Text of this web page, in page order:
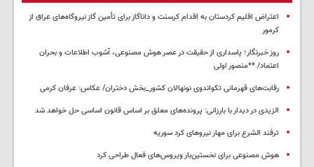
اعتراض اقلیم کردستان به اقدام کرسنت و داناگاز برای تأمین گاز نیروگاه‌های عراق از
کرمور
روز خبرنگار؛ پاسداری از حقیقت در عصر هوش مصنوعی، آشوب اطلاعات و بحران
اعتماد/ **منصور اولی
رقابت‌های قهرمانی تکواندوی نونهالان کشور_بخش دختران/ عکاس: عرفان کرمی
الزیدی در دیدار با بارزانی: پرونده‌های معلق بر اساس قانون اساسی حل خواهد شد
ترفند الشرع برای مهار نیروهای کرد سوریه
هوش مصنوعی برای نخستین‌بار ویروس‌های فعال طراحی کرد